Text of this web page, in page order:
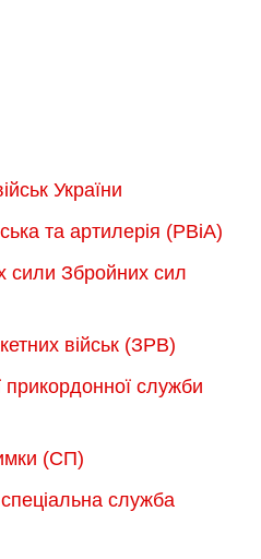
України
та артилерія (РВіА)
сили Збройних сил
військ (ЗРВ)
служби
(СП)
служба